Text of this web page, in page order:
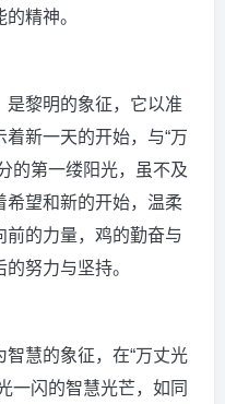
精神。
是黎明的象征，它以准
新一天的开始，与“万
的第一缕阳光，虽不及
希望和新的开始，温柔
前的力量，鸡的勤奋与
努力与坚持。
慧的象征，在“万丈光
一闪的智慧光芒，如同